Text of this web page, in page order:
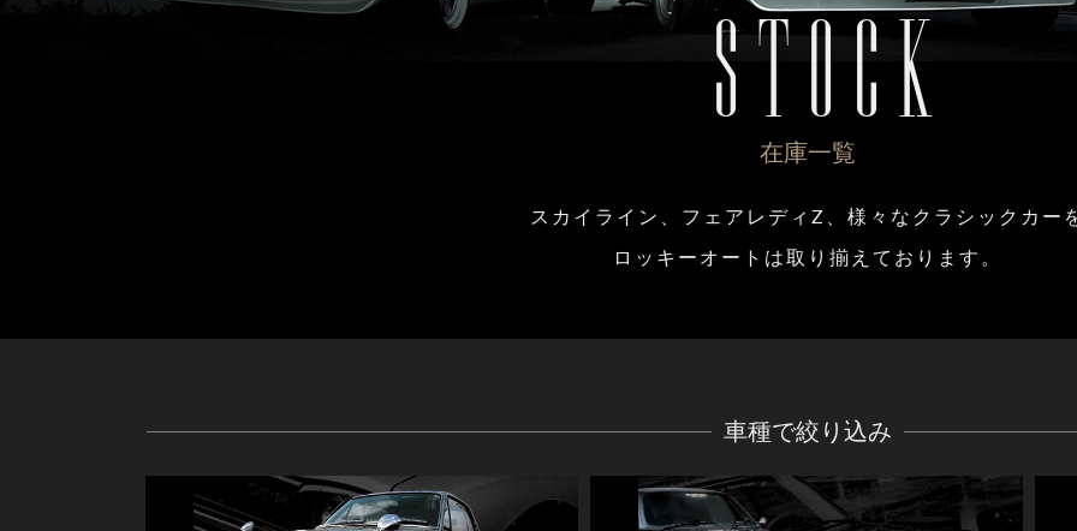
STOCK
在庫一覧
スカイライン、フェアレディZ、 様々なクラシックカー
ロッキーオートは取り揃えております。
車種で絞り込み